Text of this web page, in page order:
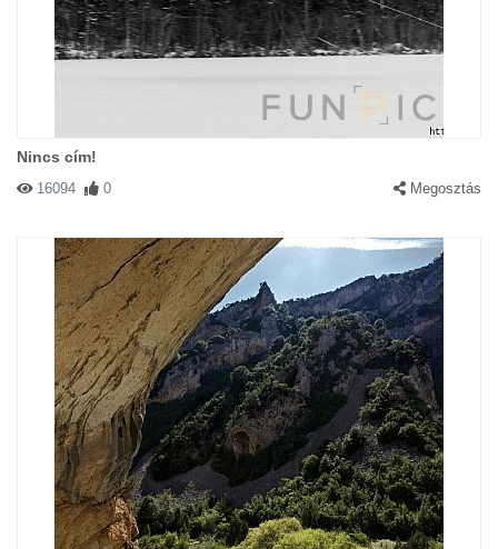
Nincs cím!
16094 0 Megosztás